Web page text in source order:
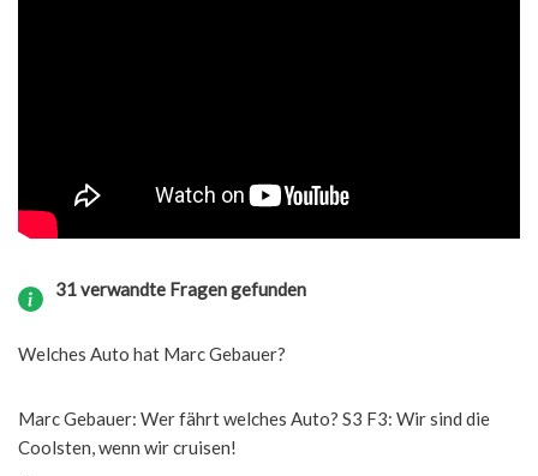
31 verwandte Fragen gefunden
Welches Auto hat Marc Gebauer?
Marc Gebauer: Wer fährt welches Auto? S3 F3: Wir sind die
Coolsten, wenn wir cruisen!